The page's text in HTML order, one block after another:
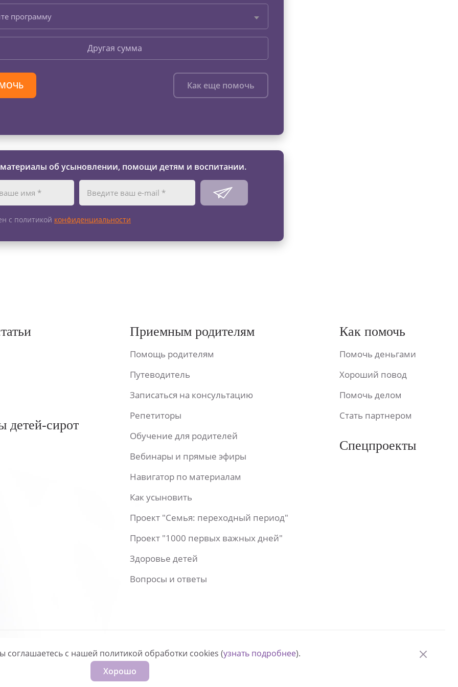
программу
Другая сумма
Как еще помочь
об усыновлении, помощи детям и воспитании.
с политикой конфиденциальности
детей-сирот
Приемным родителям
Помощь родителям
Путеводитель
Записаться на консультацию
Репетиторы
Обучение для родителей
Вебинары и прямые эфиры
Навигатор по материалам
Как усыновить
Проект "Семья: переходный период"
Проект "1000 первых важных дней"
Здоровье детей
Вопросы и ответы
Как помочь
Помочь деньгами
Хороший повод
Помочь делом
Стать партнером
Спецпроекты
соглашаетесь с нашей политикой обработки cookies (узнать подробнее).
Хорошо